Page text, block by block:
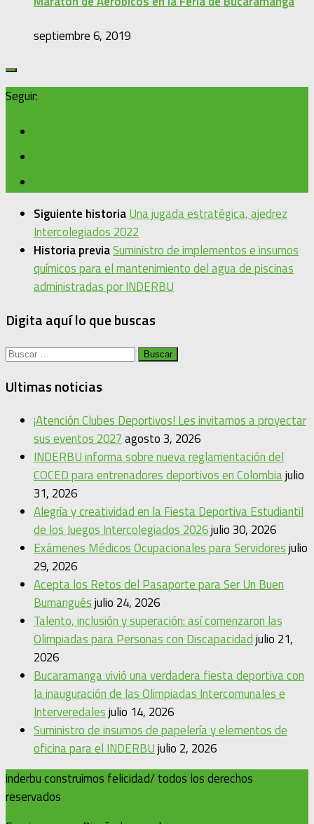
septiembre 6, 2019
Seguir:
Siguiente historiaUna jugada estratégica, ajedrez
Intercolegiados 2022
Historia previaSuministro de implementos e insumos
químicos para el mantenimiento del agua de piscinas
administradas por INDERBU
Digita aquí lo que buscas
Buscar:
Ultimas noticias
¡Atención Clubes Deportivos! Les invitamos a proyectar
sus eventos 2027agosto 3, 2026
INDERBU informa sobre nueva reglamentación del
COCED para entrenadores deportivos en Colombiajulio
31, 2026
Alegría y creatividad en la Fiesta Deportiva Estudiantil
de los Juegos Intercolegiados 2026julio 30, 2026
Exámenes Médicos Ocupacionales para Servidoresjulio
29, 2026
Acepta los Retos del Pasaporte para Ser Un Buen
Bumanguésjulio 24, 2026
Talento, inclusión y superación: así comenzaron las
Olimpiadas para Personas con Discapacidadjulio 21,
2026
Bucaramanga vivió una verdadera fiesta deportiva con
la inauguración de las Olimpiadas Intercomunales e
Interveredalesjulio 14, 2026
Suministro de insumos de papelería y elementos de
oficina para el INDERBUjulio 2, 2026
inderbu construimos felicidad/ todos los derechos
reservados